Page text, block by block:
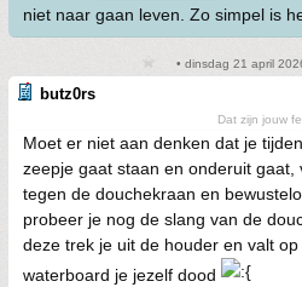
niet naar gaan leven. Zo simpel is
• dinsdag 21 april
butz0rs
Dat zijn jouw
Moet er niet aan denken dat je
zeepje gaat staan en onderuit gaat,
tegen de douchekraan en
probeer je nog de slang van de
deze trek je uit de houder en valt
waterboard je jezelf dood